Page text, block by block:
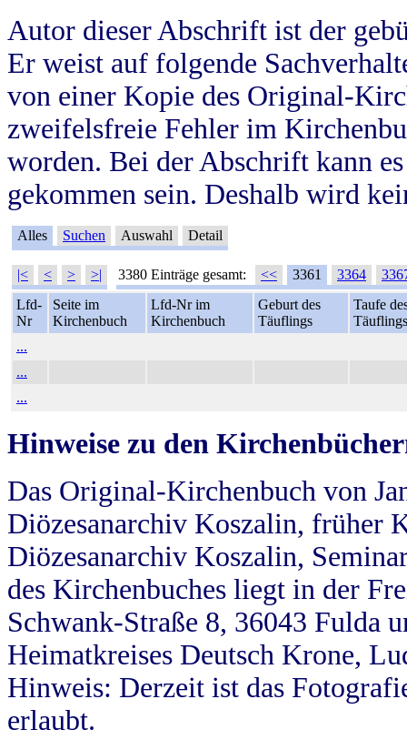
Autor dieser Abschrift ist der
Er weist auf folgende
von einer Kopie des Original-
zweifelsfreie Fehler im
worden. Bei der Abschrift kann
gekommen sein. Deshalb wird
Alles Suchen Auswahl Detail
|< < > >| 3380 Einträge gesamt: << 3361 3364
Lfd-
Nr
Seite im
Kirchenbuch
Lfd-Nr im
Kirchenbuch
Geburt des
Täuflings
Taufe
Täuflings
...
...
...
Hinweise zu den
Das Original-Kirchenbuch von
Diözesanarchiv Koszalin, früher
Diözesanarchiv Koszalin,
des Kirchenbuches liegt in der
Schwank-Straße 8, 36043 Fulda
Heimatkreises Deutsch Krone,
Hinweis: Derzeit ist das
erlaubt.